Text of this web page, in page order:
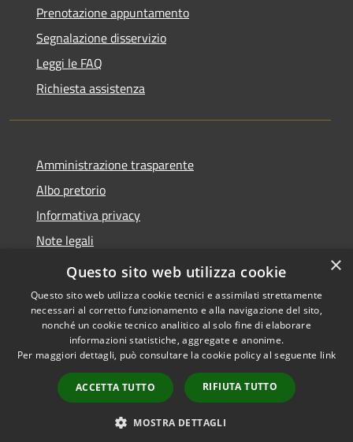
Prenotazione appuntamento
Segnalazione disservizio
Leggi le FAQ
Richiesta assistenza
Amministrazione trasparente
Albo pretorio
Informativa privacy
Note legali
Dichiarazione di accessibilità
Accessibilità
Copyright © 2026 • Comune di
Castellana Grotte • Powered
byMunicipium
Accesso
redazione
×
Questo sito web utilizza cookie
Questo sito web utilizza cookie tecnici e assimilati strettamente
necessari al corretto funzionamento e alla navigazione del sito,
nonché un cookie tecnico analitico al solo fine di elaborare
informazioni statistiche, aggregate e anonime.
Per maggiori dettagli, può consultare la cookie policy al seguente link
ACCETTA TUTTO RIFIUTA TUTTO
MOSTRA DETTAGLI